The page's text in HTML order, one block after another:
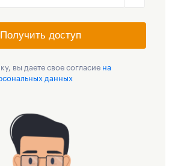
Получить доступ
вы даете свое согласие на
данных